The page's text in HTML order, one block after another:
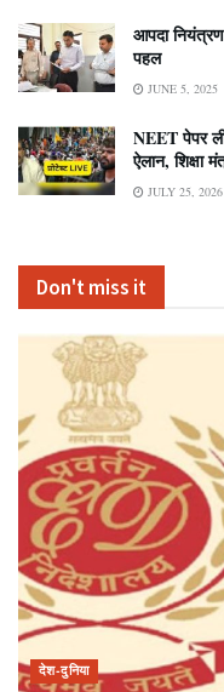
आपदा
पहल
JUNE 5, 2025
NEET पेपर
ऐलान, शिक्षा
JULY 25, 2026
Don't miss it
देश-दुनिया